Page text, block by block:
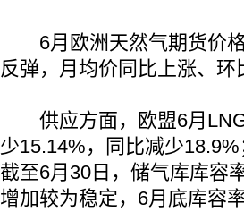
6月欧洲天然气期货价格
反弹，月均价同比上涨、环
供应方面，欧盟6月LNG
少15.14%，同比减少
截至6月30日，储气库库容
增加较为稳定，6月底库容